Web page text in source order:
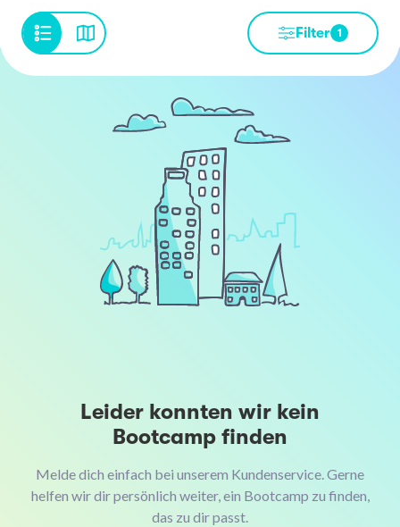
Filter 1
Leider konnten wir kein
Bootcamp finden
Melde dich einfach bei unserem Kundenservice. Gerne
helfen wir dir persönlich weiter, ein Bootcamp zu finden,
das zu dir passt.